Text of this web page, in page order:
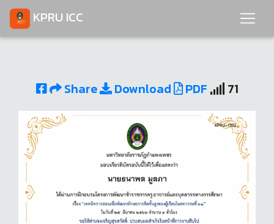
KPRU ICC
Share Download PDF 71